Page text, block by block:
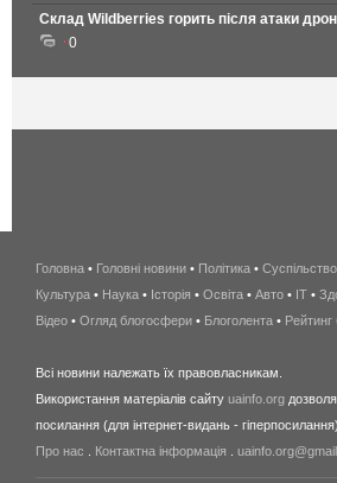
Склад Wildberries горить після атаки
0
Головна • Головні новини • Політика • Суспільство
Культура • Наука • Історія • Освіта • Авто • IT •
Відео • Огляд блогосфери • Блоголента • Рейтинг
Всі новини належать їх правовласникам.
Використання матеріалів сайту uainfo.org
посилання (для інтернет-видань - гіперпосилання).
Про нас
Контактна інформація